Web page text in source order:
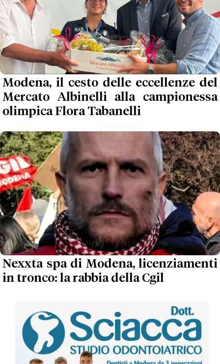
Modena, il cesto delle eccellenze del
Mercato Albinelli alla campionessa
olimpica Flora Tabanelli
Nexxta spa di Modena, licenziamenti
in tronco: la rabbia della Cgil